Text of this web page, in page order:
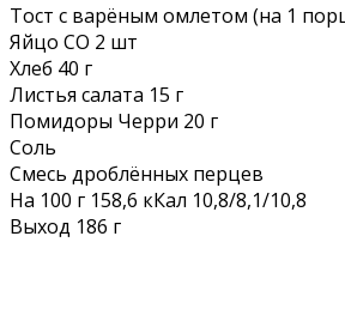
Тост с варёным омлетом (на 1
Яйцо СО 2 шт
Хлеб 40 г
Листья салата 15 г
Помидоры Черри 20 г
Соль
Смесь дроблённых перцев
На 100 г 158,6 кКал 10,8/8,1/10,8
Выход 186 г